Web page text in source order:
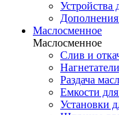
Устройства
Дополнения
Маслосменное
Маслосменное
Слив и
Раздача
Емкости
Установки